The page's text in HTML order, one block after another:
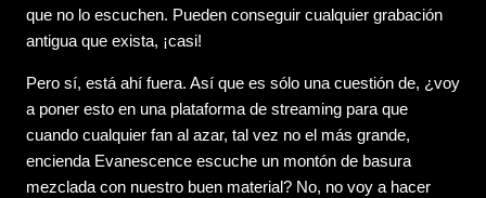
que no lo escuchen. Pueden conseguir cualquier grabación
antigua que exista, ¡casi!
Pero sí, está ahí fuera. Así que es sólo una cuestión de, ¿voy
a poner esto en una plataforma de streaming para que
cuando cualquier fan al azar, tal vez no el más grande,
encienda Evanescence escuche un montón de basura
mezclada con nuestro buen material? No, no voy a hacer